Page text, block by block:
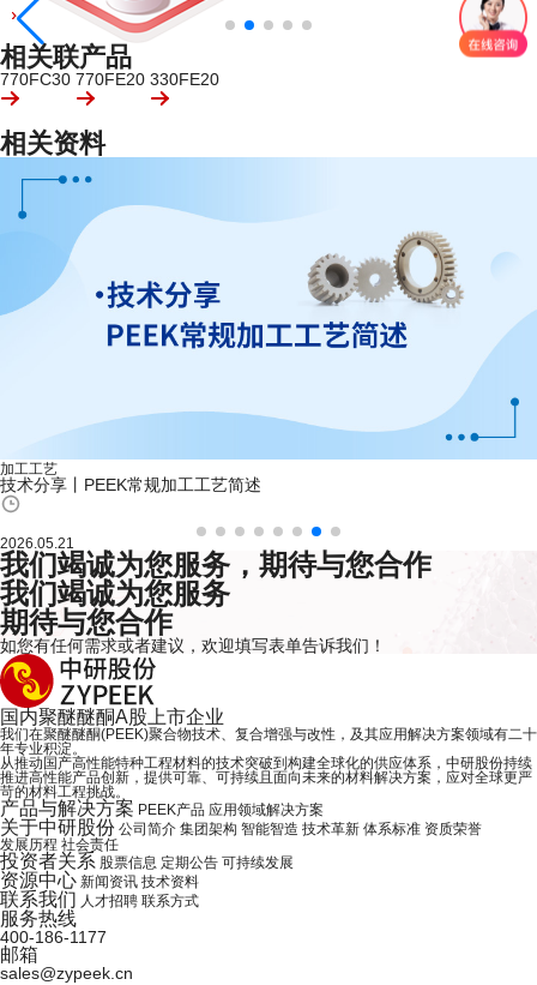
相关联产品
770FC30 770FE20 330FE20
相关资料
加工工艺
技术分享丨PEEK常规加工工艺简述
2026.05.21
我们竭诚为您服务，期待与您合作
我们竭诚为您服务
期待与您合作
如您有任何需求或者建议，欢迎填写表单告诉我们！
国内聚醚醚酮A股上市企业
我们在聚醚醚酮(PEEK)聚合物技术、复合增强与改性，及其应用解决方案领域有二十
年专业积淀。
从推动国产高性能特种工程材料的技术突破到构建全球化的供应体系，中研股份持续
推进高性能产品创新，提供可靠、可持续且面向未来的材料解决方案，应对全球更严
苛的材料工程挑战。
产品与解决方案 PEEK产品 应用领域解决方案
关于中研股份 公司简介 集团架构 智能智造 技术革新 体系标准 资质荣誉
发展历程 社会责任
投资者关系 股票信息 定期公告 可持续发展
资源中心 新闻资讯 技术资料
联系我们 人才招聘 联系方式
服务热线
400-186-1177
邮箱
sales@zypeek.cn